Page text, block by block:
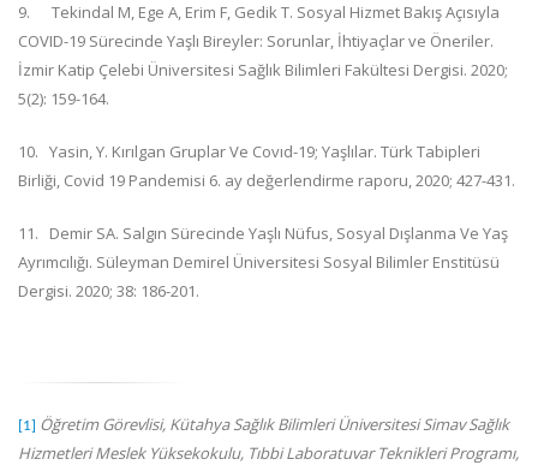
9.
Tekindal M, Ege A, Erim F, Gedik T. Sosyal Hizmet Bakış Açısıyla
COVID-19 Sürecinde Yaşlı Bireyler: Sorunlar, İhtiyaçlar ve Öneriler.
İzmir Katip Çelebi Üniversitesi Sağlık Bilimleri Fakültesi Dergisi. 2020;
5(2): 159-164.
10. Yasin, Y. Kırılgan Gruplar Ve Covıd-19; Yaşlılar. Türk Tabipleri
Birliği, Covid 19 Pandemisi 6. ay değerlendirme raporu, 2020; 427-431.
11.
Demir SA. Salgın Sürecinde Yaşlı Nüfus, Sosyal Dışlanma Ve Yaş
Ayrımcılığı. Süleyman Demirel Üniversitesi Sosyal Bilimler Enstitüsü
Dergisi. 2020; 38: 186-201.
[1] Öğretim Görevlisi, Kütahya Sağlık Bilimleri Üniversitesi Simav Sağlık
Hizmetleri Meslek Yüksekokulu, Tıbbi Laboratuvar Teknikleri Programı,